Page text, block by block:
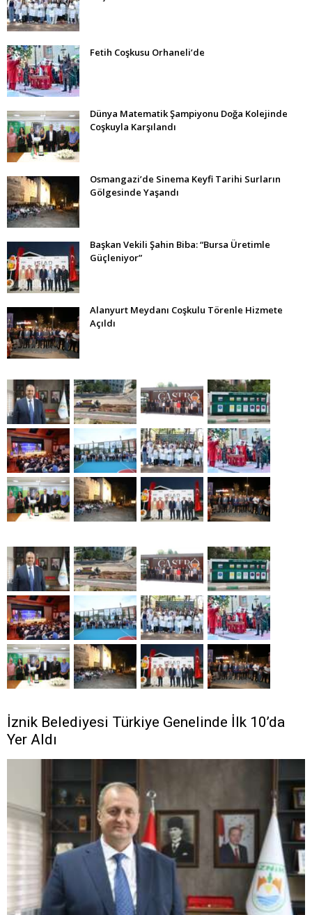
Fetih Coşkusu Orhaneli’de
Dünya Matematik Şampiyonu Doğa Kolejinde
Coşkuyla Karşılandı
Osmangazi’de Sinema Keyfi Tarihi Surların
Gölgesinde Yaşandı
Başkan Vekili Şahin Biba: “Bursa Üretimle
Güçleniyor”
Alanyurt Meydanı Coşkulu Törenle Hizmete
Açıldı
İznik Belediyesi Türkiye Genelinde İlk 10’da
Yer Aldı